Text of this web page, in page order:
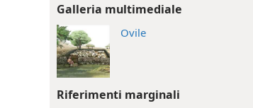
Galleria multimediale
Ovile
Riferimenti marginali